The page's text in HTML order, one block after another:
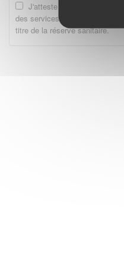
J'atteste être enregistré en
des services compétents de
titre de la réserve sanitaire.